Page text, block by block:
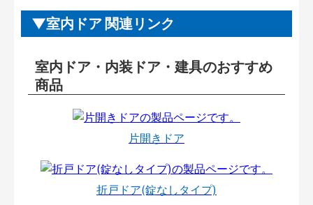
室内ドア 関連リンク
室内ドア・内装ドア・建具のおすすめ
商品
片開きドア
折戸ドア(錠なしタイプ)